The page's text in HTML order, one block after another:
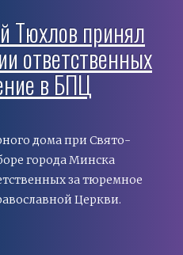
Тюхлов принял
ответственных
в БПЦ
дома при Свято-
города Минска
за тюремное
Церкви.